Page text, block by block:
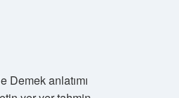
Demek anlatımı